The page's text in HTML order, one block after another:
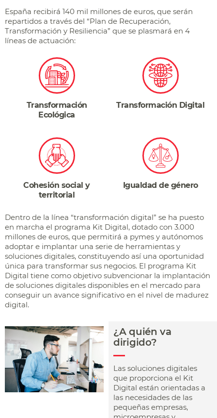
España recibirá 140 mil millones de euros, que serán
repartidos a través del “Plan de Recuperación,
Transformación y Resiliencia” que se plasmará en 4
líneas de actuación:
Transformación
Ecológica
Transformación Digital
Cohesión social y
territorial
Igualdad de género
Dentro de la línea “transformación digital” se ha puesto
en marcha el programa Kit Digital, dotado con 3.000
millones de euros, que permitirá a pymes y autónomos
adoptar e implantar una serie de herramientas y
soluciones digitales, constituyendo así una oportunidad
única para transformar sus negocios. El programa Kit
Digital tiene como objetivo subvencionar la implantación
de soluciones digitales disponibles en el mercado para
conseguir un avance significativo en el nivel de madurez
digital.
¿A quién va
dirigido?
Las soluciones digitales
que proporciona el Kit
Digital están orientadas a
las necesidades de las
pequeñas empresas,